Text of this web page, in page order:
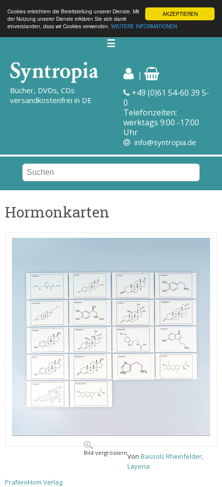
AKZEPTIEREN
Cookies erleichtern die Bereitstellung unserer Dienste. Mit
der Nutzung unserer Dienste erklären Sie sich damit
einverstanden, dass wir Cookies verwenden. WEITERE INFORMATIONEN
☰
Bücher, DVDs, CDs
versandkostenfrei in DE
|
+49 (0)61 54-60 39 5-
0
Telefonzeiten:
werktags 9:00 -17:00
Uhr
info@syntropia.de
Hormonkarten
Bild vergrössernVon Bassols Rheinfelder,
Layena
PraNeoHom Verlag